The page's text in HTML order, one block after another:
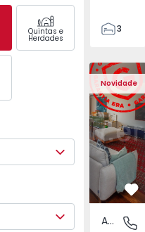
Quintas e
Herdades
3
149
226
2
Novidade
Apartamento T3
Póvoa
Apartamento